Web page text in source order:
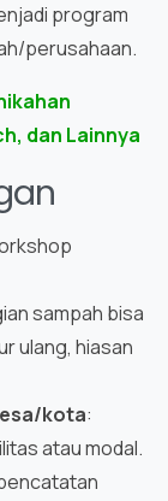
program
perusahaan.
dan Lainnya
sampah bisa
ulang, hiasan
kota:
atau modal.